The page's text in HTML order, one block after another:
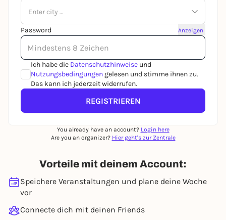
Enter city …
Password Anzeigen
Ich habe die Datenschutzhinweise und
Nutzungsbedingungen gelesen und stimme ihnen zu.
Das kann ich jederzeit widerrufen.
REGISTRIEREN
You already have an account? Login here
Are you an organizer? Hier geht's zur Zentrale
Vorteile mit deinem Account:
Speichere Veranstaltungen und plane deine Woche
vor
Connecte dich mit deinen Friends